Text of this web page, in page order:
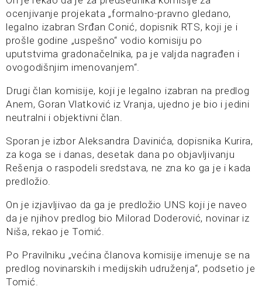
ocenjivanje projekata „formalno-pravno gledano,
legalno izabran Srđan Conić, dopisnik RTS, koji je i
prošle godine „uspešno“ vodio komisiju po
uputstvima gradonačelnika, pa je valjda nagrađen i
ovogodišnjim imenovanjem“.
Drugi član komisije, koji je legalno izabran na predlog
Anem, Goran Vlatković iz Vranja, ujedno je bio i jedini
neutralni i objektivni član.
Sporan je izbor Aleksandra Davinića, dopisnika Kurira,
za koga se i danas, desetak dana po objavljivanju
Rešenja o raspodeli sredstava, ne zna ko ga je i kada
predložio.
On je izjavljivao da ga je predložio UNS koji je naveo
da je njihov predlog bio Milorad Doderović, novinar iz
Niša, rekao je Tomić.
Po Pravilniku „većina članova komisije imenuje se na
predlog novinarskih i medijskih udruženja“, podsetio je
Tomić.